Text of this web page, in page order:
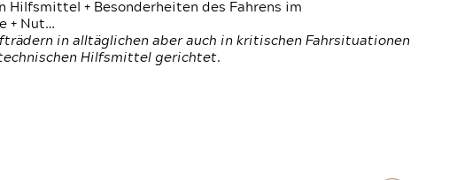
Hilfsmittel + Besonderheiten des Fahrens im
+ Nut…
in alltäglichen aber auch in kritischen Fahrsituationen
Hilfsmittel gerichtet.